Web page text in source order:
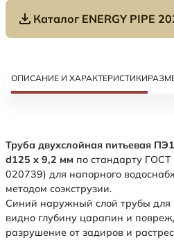
Каталог ENERGY PIPE
ОПИСАНИЕ И ХАРАКТЕРИСТИКИ
Труба двухслойная питьевая
d125 х 9,2 мм по стандарту
020739) для напорного
методом соэкструзии.
Синий наружный слой трубы
видно глубину царапин и
разрушение от задиров и